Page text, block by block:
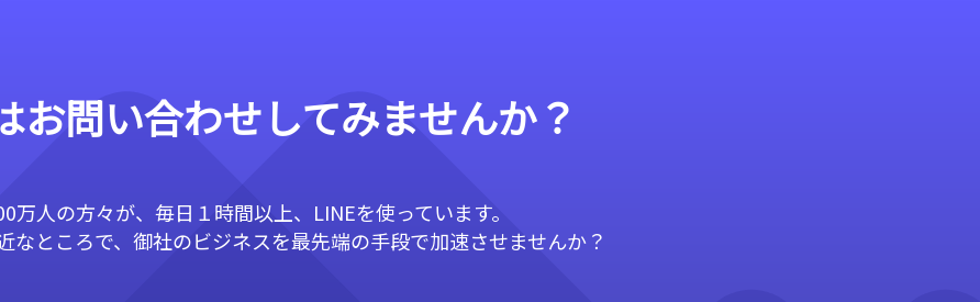
お問い合わせしてみませんか？
万人の方々が、毎日１時間以上、LINEを使っています。
なところで、御社のビジネスを最先端の手段で加速させませんか？